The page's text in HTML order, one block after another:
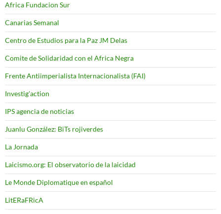
Africa Fundacion Sur
Canarias Semanal
Centro de Estudios para la Paz JM Delas
Comite de Solidaridad con el Africa Negra
Frente Antiimperialista Internacionalista (FAI)
Investig'action
IPS agencia de noticias
Juanlu González: BiTs rojiverdes
La Jornada
Laicismo.org: El observatorio de la laicidad
Le Monde Diplomatique en español
LitERaFRicA